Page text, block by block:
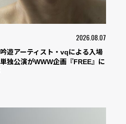
2026.08.07
遊アーティスト・vqによる入場
独公演がWWW企画『FREE』に